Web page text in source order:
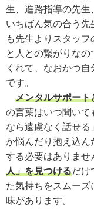
生、進路指導の先生
いちばん気の合う
も先生よりスタッ
と人との繋がりな
くれて、なおかつ
です。
メンタルサポート
の言葉はいつ聞いて
なら遠慮なく話せ
か悩んだり抱え込ん
する必要はありませ
人」を見つけるだけ
た気持ちをスムー
味があります。